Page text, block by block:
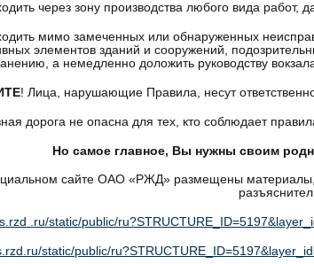
через зону производства любого вида работ,
мимо замеченных или обнаруженных
элементов зданий и сооружений,
а немедленно доложить руководству
! Лица, нарушающие Правила, несут
дорога не опасна для тех, кто соблюдает
Но самое главное, Вы нужны своим
сайте ОАО «РЖД» размещены материалы,
.ru/static/public/
static/public/